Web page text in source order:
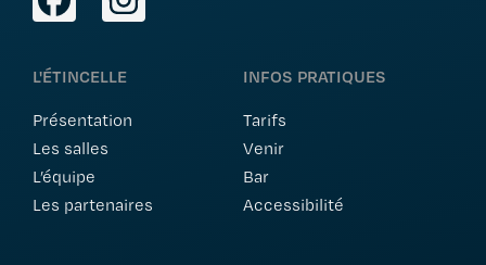
L'ÉTINCELLE
Présentation
Les salles
L’équipe
Les partenaires
INFOS PRATIQUES
Tarifs
Venir
Bar
Accessibilité